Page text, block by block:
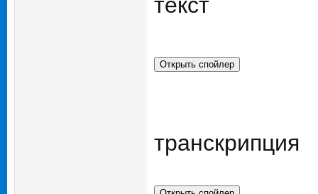
транскрипция